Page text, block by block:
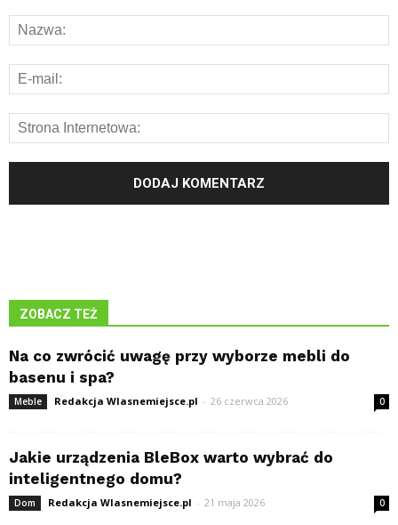
ZOBACZ TEŻ
Na co zwrócić uwagę przy wyborze mebli do
basenu i spa?
Meble Redakcja Wlasnemiejsce.pl - 26 czerwca 2026 0
Jakie urządzenia BleBox warto wybrać do
inteligentnego domu?
Dom Redakcja Wlasnemiejsce.pl - 21 maja 2026 0